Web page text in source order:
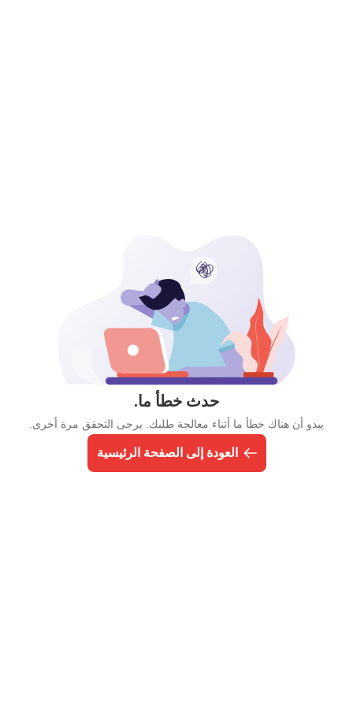
حدث خطأ ما.
يبدو أن هناك خطأ ما أثناء معالجة طلبك. يرجى التحقق مرة أخرى.
العودة إلى الصفحة الرئيسية